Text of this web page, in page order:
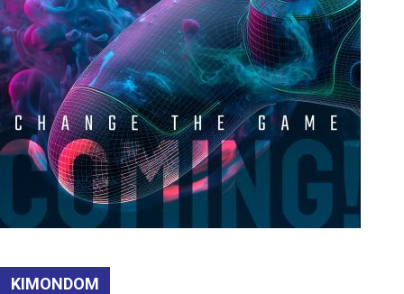
KIMONDOM